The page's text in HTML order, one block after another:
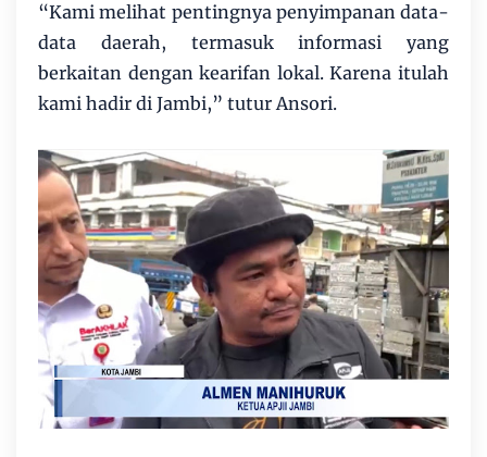
“Kami melihat pentingnya penyimpanan data-
data daerah, termasuk informasi yang
berkaitan dengan kearifan lokal. Karena itulah
kami hadir di Jambi,” tutur Ansori.